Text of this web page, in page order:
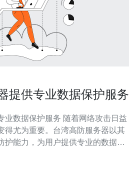
提供专业数据保护服务
服务 随着网络攻击日益
得尤为重要。台湾高防服务器以其
护能力，为用户提供专业的数据保
网络攻击，包括DDoS、CC攻击